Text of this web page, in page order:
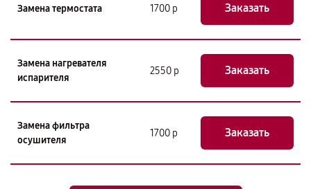
Замена термостата 1700 р Заказать
Замена нагревателя
испарителя
2550 р Заказать
Замена фильтра
осушителя
1700 р Заказать